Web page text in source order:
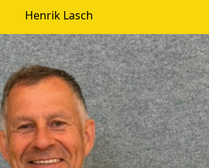
Henrik Lasch